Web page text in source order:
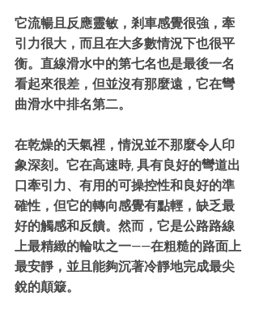
它流暢且反應靈敏，剎車感覺很強，牽
引力很大，而且在大多數情況下也很平
衡。直線滑水中的第七名也是最後一名
看起來很差，但並沒有那麼遠，它在彎
曲滑水中排名第二。
在乾燥的天氣裡，情況並不那麼令人印
象深刻。它在高速時, 具有良好的彎道出
口牽引力、有用的可操控性和良好的準
確性，但它的轉向感覺有點輕，缺乏最
好的觸感和反饋。然而，它是公路路線
上最精緻的輪呔之一——在粗糙的路面上
最安靜，並且能夠沉著冷靜地完成最尖
銳的顛簸。